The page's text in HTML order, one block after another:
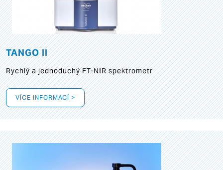
TANGO II
Rychlý a jednoduchý FT-NIR spektrometr
VÍCE INFORMACÍ >